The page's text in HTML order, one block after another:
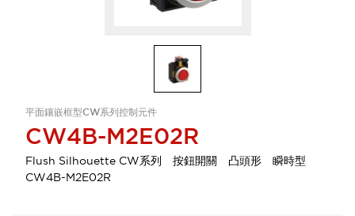
平面鑲嵌框型CW系列控制元件
CW4B-M2E02R
Flush Silhouette CW系列 按鈕開關 凸頭形 瞬時型
CW4B-M2E02R